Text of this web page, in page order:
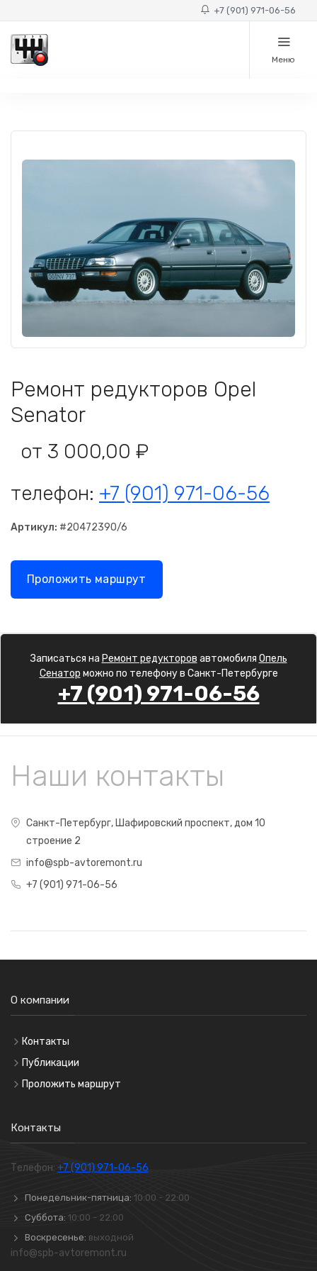
+7 (901) 971-06-56
Меню
Ремонт редукторов Opel
Senator
от 3 000,00 ₽
телефон: +7 (901) 971-06-56
Артикул: #20472390/6
Проложить маршрут
Записаться на Ремонт редукторов автомобиля Опель
Сенатор можно по телефону в Санкт-Петербурге
+7 (901) 971-06-56
Наши контакты
Санкт-Петербург, Шафировский проспект, дом 10
строение 2
info@spb-avtoremont.ru
+7 (901) 971-06-56
О компании
Контакты
Публикации
Проложить маршрут
Контакты
Телефон: +7 (901) 971-06-56
Понедельник-пятница: 10:00 - 22:00
Суббота: 10:00 - 22:00
Воскресенье: выходной
info@spb-avtoremont.ru